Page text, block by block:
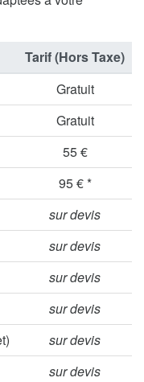
Tarif (Hors Taxe)
Gratuit
Gratuit
55 €
95 € *
sur devis
sur devis
sur devis
sur devis
sur devis
sur devis